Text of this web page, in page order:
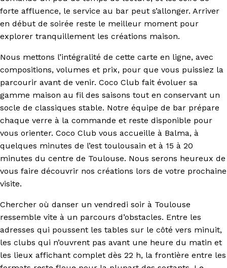
forte affluence, le service au bar peut s’allonger. Arriver
en début de soirée reste le meilleur moment pour
explorer tranquillement les créations maison.
Nous mettons l’intégralité de cette carte en ligne, avec
compositions, volumes et prix, pour que vous puissiez la
parcourir avant de venir. Coco Club fait évoluer sa
gamme maison au fil des saisons tout en conservant un
socle de classiques stable. Notre équipe de bar prépare
chaque verre à la commande et reste disponible pour
vous orienter. Coco Club vous accueille à Balma, à
quelques minutes de l’est toulousain et à 15 à 20
minutes du centre de Toulouse. Nous serons heureux de
vous faire découvrir nos créations lors de votre prochaine
visite.
Chercher où danser un vendredi soir à Toulouse
ressemble vite à un parcours d’obstacles. Entre les
adresses qui poussent les tables sur le côté vers minuit,
les clubs qui n’ouvrent pas avant une heure du matin et
les lieux affichant complet dès 22 h, la frontière entre les